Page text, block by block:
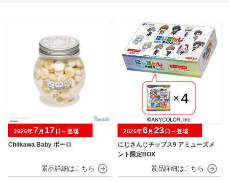
Chiikawa Baby ボーロ
2026年7月 17 日～登場
にじさんじチップス9 アミューズメ
ント限定BOX
2026年6月 23 日～登場